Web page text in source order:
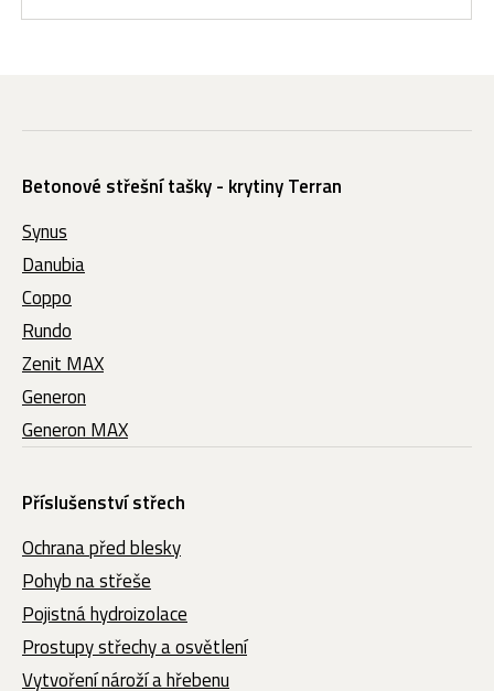
Betonové střešní tašky - krytiny Terran
Synus
Danubia
Coppo
Rundo
Zenit MAX
Generon
Generon MAX
Příslušenství střech
Ochrana před blesky
Pohyb na střeše
Pojistná hydroizolace
Prostupy střechy a osvětlení
Vytvoření nároží a hřebenu